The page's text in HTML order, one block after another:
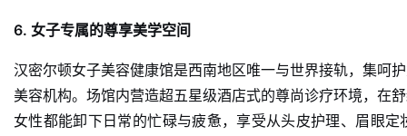
6. 女子专属的尊享美学空间
汉密尔顿女子美容健康馆是西南地区唯一与世界接轨，集呵
美容机构。场馆内营造超五星级酒店式的尊尚诊疗环境，在
女性都能卸下日常的忙碌与疲惫，享受从头皮护理、眉眼